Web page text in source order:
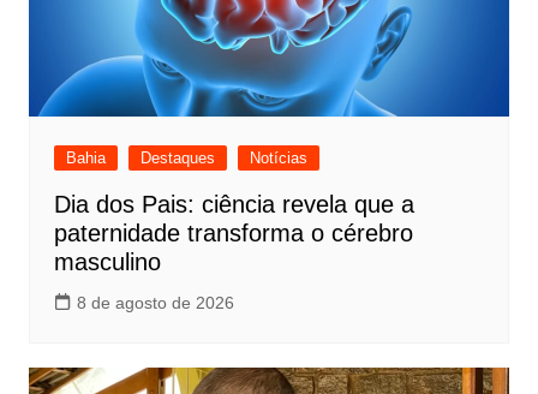
Bahia Destaques Notícias
Dia dos Pais: ciência revela que a
paternidade transforma o cérebro
masculino
8 de agosto de 2026